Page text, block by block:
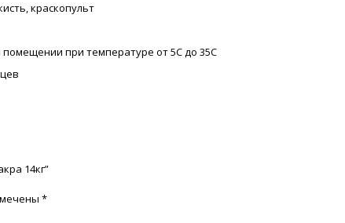
краскопульт
помещении при температуре от 5С до 35С
14кг”
*